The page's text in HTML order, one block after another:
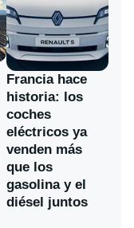
Francia hace
historia: los
coches
eléctricos ya
venden más
que los
gasolina y el
diésel juntos